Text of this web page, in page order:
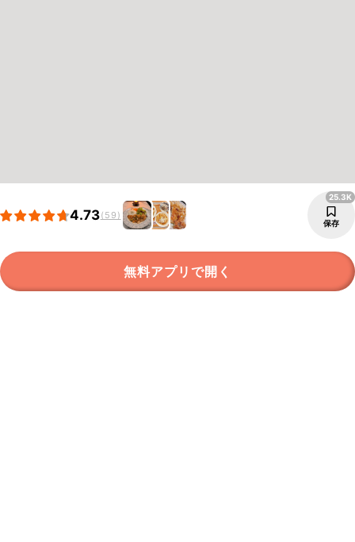
4.73(59)
保存
25.3K
無料アプリで開く